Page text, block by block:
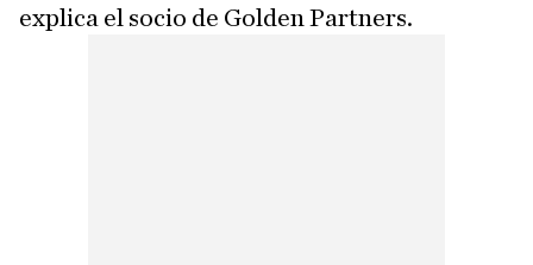
explica el socio de Golden Partners.